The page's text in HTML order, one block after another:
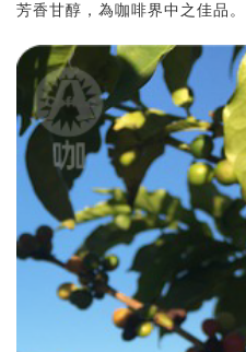
芳香甘醇，為咖啡界中之佳品。